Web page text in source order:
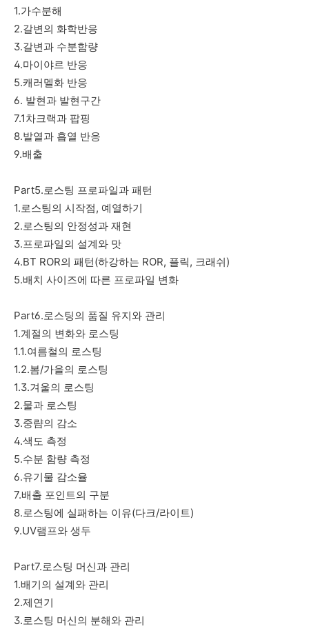
1.가수분해
2.갈변의 화학반응
3.갈변과 수분함량
4.마이야르 반응
5.캐러멜화 반응
6. 발현과 발현구간
7.1차크랙과 팝핑
8.발열과 흡열 반응
9.배출
Part5.로스팅 프로파일과 패턴
1.로스팅의 시작점, 예열하기
2.로스팅의 안정성과 재현
3.프로파일의 설계와 맛
4.BT ROR의 패턴(하강하는 ROR, 플릭, 크래쉬)
5.배치 사이즈에 따른 프로파일 변화
Part6.로스팅의 품질 유지와 관리
1.계절의 변화와 로스팅
1.1.여름철의 로스팅
1.2.봄/가을의 로스팅
1.3.겨울의 로스팅
2.물과 로스팅
3.중럄의 감소
4.색도 측정
5.수분 함량 측정
6.유기물 감소율
7.배출 포인트의 구분
8.로스팅에 실패하는 이유(다크/라이트)
9.UV램프와 생두
Part7.로스팅 머신과 관리
1.배기의 설계와 관리
2.제연기
3.로스팅 머신의 분해와 관리